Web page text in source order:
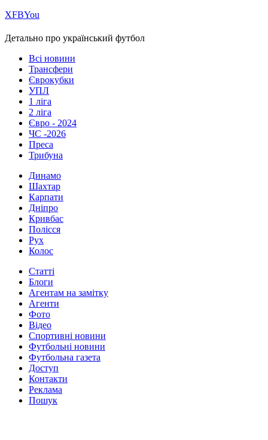
ХFBYou
Детально про український футбол
Всі новини
Трансфери
Єврокубки
УПЛ
1 ліга
2 ліга
Євро - 2024
ЧС -2026
Преса
Трибуна
Динамо
Шахтар
Карпати
Дніпро
Кривбас
Полісся
Рух
Колос
Статті
Блоги
Агентам на замітку
Агенти
Фото
Відео
Спортивні новини
Футбольні новини
Футбольна газета
Доступ
Контакти
Реклама
Пошук